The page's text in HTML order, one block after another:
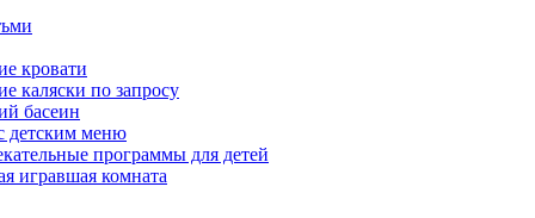
кровати
каляски по запросу
басеин
детским меню
программы для детей
игравшая комната